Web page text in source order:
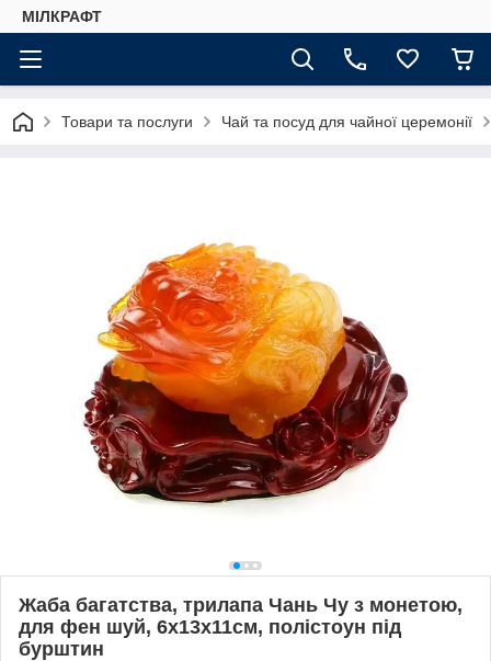
МІЛКРАФТ
Товари та послуги Чай та посуд для чайної церемонії
Жаба багатства, трилапа Чань Чу з монетою,
для фен шуй, 6х13х11см, полістоун під
бурштин